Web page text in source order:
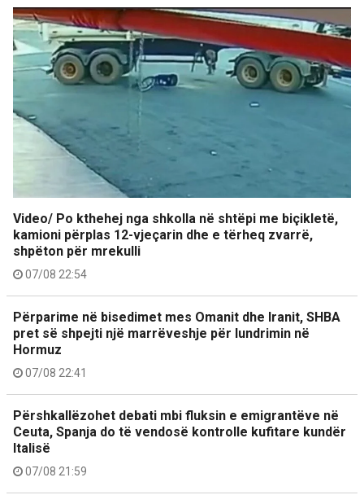
Video/ Po kthehej nga shkolla në shtëpi me biçikletë,
kamioni përplas 12-vjeçarin dhe e tërheq zvarrë,
shpëton për mrekulli
07/08 22:54
Përparime në bisedimet mes Omanit dhe Iranit, SHBA
pret së shpejti një marrëveshje për lundrimin në
Hormuz
07/08 22:41
Përshkallëzohet debati mbi fluksin e emigrantëve në
Ceuta, Spanja do të vendosë kontrolle kufitare kundër
Italisë
07/08 21:59